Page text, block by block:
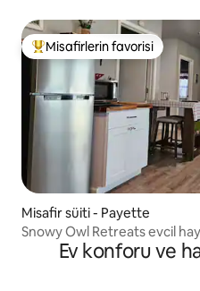
Misafirlerin favorilerinden en
Misafirlerin favorisi
Misafir süiti - Payette
Snowy Owl Retreats evcil
Ev konforu ve